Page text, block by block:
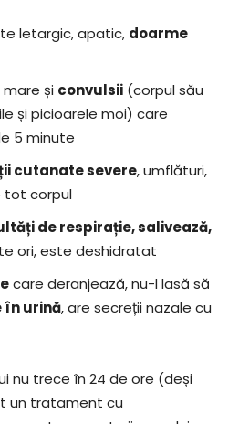
letargic, apatic, doarme
și convulsii (corpul său
și picioarele moi) care
5 minute
cutanate severe, umflături,
tot corpul
de respirație, salivează,
ori, este deshidratat
care deranjează, nu-l lasă să
în urină, are secreții nazale cu
nu trece în 24 de ore (deși
un tratament cu